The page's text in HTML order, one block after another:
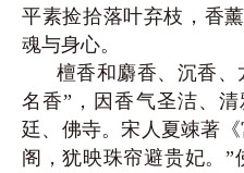
平素捡拾落叶弃枝，香
魂与身心。
檀香和麝香、沉香
名香”，因香气圣洁、
廷、佛寺。宋人夏竦著
阁，犹映珠帘避贵妃。”